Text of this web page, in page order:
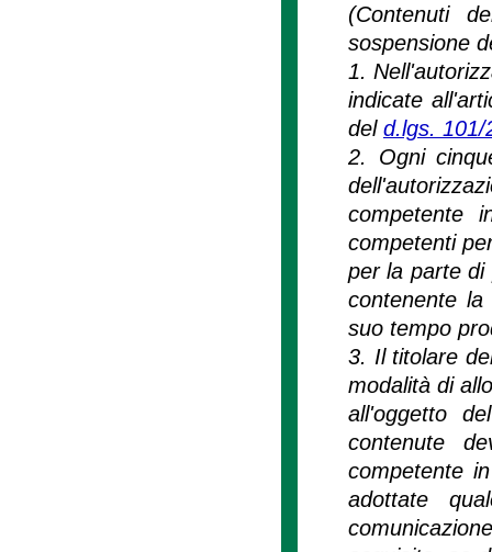
(Contenuti
sospensione
1.
indicate
del d.lgs. 101/
2. Ogni
competente
competenti
per la parte di
contenente la
suo tempo
3. Il titolare
modalità di
all'oggetto
contenute
competente
adottate